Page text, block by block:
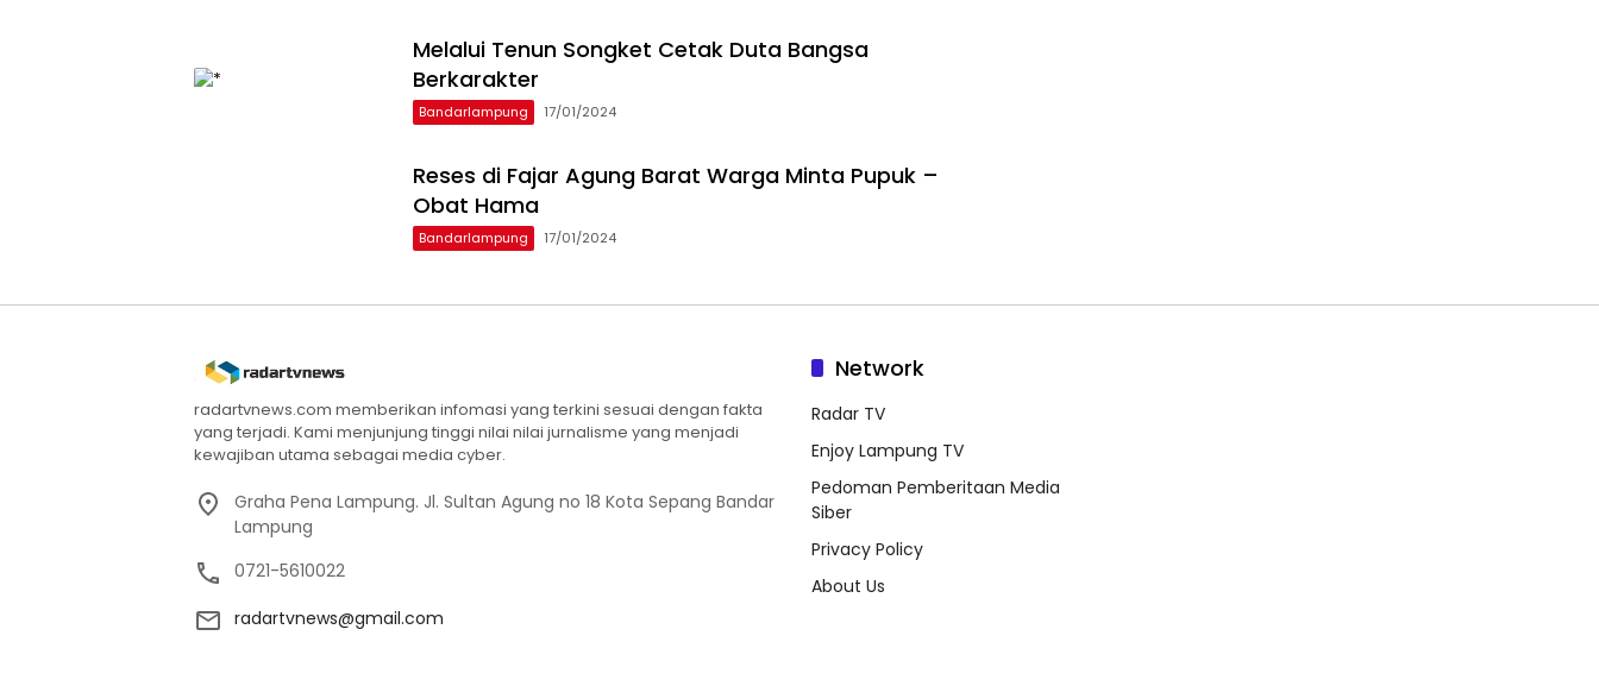
Melalui Tenun Songket Cetak Duta Bangsa
Berkarakter
Bandarlampung 17/01/2024
Reses di Fajar Agung Barat Warga Minta Pupuk –
Obat Hama
Bandarlampung 17/01/2024
radartvnews.com memberikan infomasi yang terkini sesuai dengan fakta
yang terjadi. Kami menjunjung tinggi nilai nilai jurnalisme yang menjadi
kewajiban utama sebagai media cyber.
Graha Pena Lampung. Jl. Sultan Agung no 18 Kota Sepang Bandar
Lampung
0721-5610022
radartvnews@gmail.com
Network
Radar TV
Enjoy Lampung TV
Pedoman Pemberitaan Media
Siber
Privacy Policy
About Us